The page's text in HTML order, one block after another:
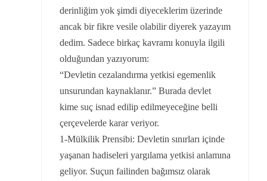
derinliğim yok şimdi diyeceklerim üzerinde
ancak bir fikre vesile olabilir diyerek yazayım
dedim. Sadece birkaç kavramı konuyla ilgili
olduğundan yazıyorum:
“Devletin cezalandırma yetkisi egemenlik
unsurundan kaynaklanır.” Burada devlet
kime suç isnad edilip edilmeyeceğine belli
çerçevelerde karar veriyor.
1-Mülkilik Prensibi: Devletin sınırları içinde
yaşanan hadiseleri yargılama yetkisi anlamına
geliyor. Suçun failinden bağımsız olarak